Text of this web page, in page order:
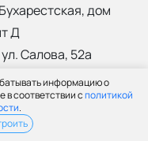
информацию о
соответствии сполитикой
.
дом
Д
Салова, 52а
91